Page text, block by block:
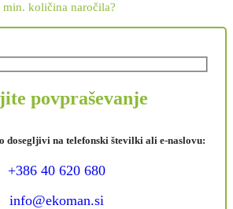
min. količina naročila?
povpraševanje
dosegljivi na telefonski številki ali e-naslovu:
+386 40 620 680
info@ekoman.si